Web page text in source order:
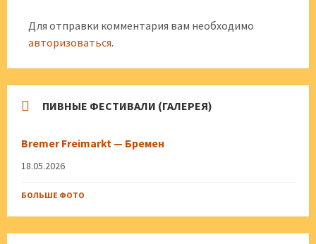
Для отправки комментария вам необходимо
авторизоваться.
ПИВНЫЕ ФЕСТИВАЛИ (ГАЛЕРЕЯ)
Bremer Freimarkt — Бремен
18.05.2026
БОЛЬШЕ ФОТО